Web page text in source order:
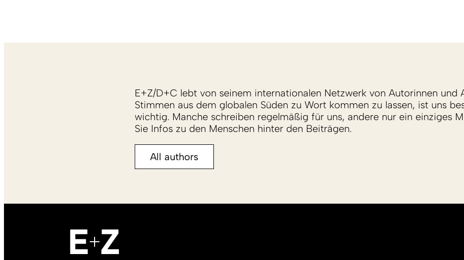
E+Z/D+C lebt von seinem internationalen Netzwerk von Autorinnen und
Stimmen aus dem globalen Süden zu Wort kommen zu lassen, ist uns
wichtig. Manche schreiben regelmäßig für uns, andere nur ein einziges
Sie Infos zu den Menschen hinter den Beiträgen.
All authors